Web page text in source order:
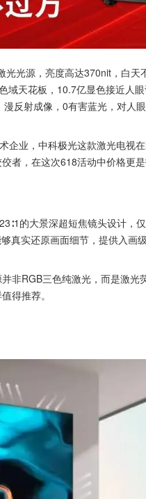
光光源，亮度高达370nit，白
域天花板，10.7亿显色接近人
反射成像，0有害蓝光，对人
企业，中科极光这款激光电视
者，在这次618活动中价格更
的大景深超短焦镜头设计，
真实还原画面细节，提供入画
非RGB三色纯激光，而是激
得推荐。